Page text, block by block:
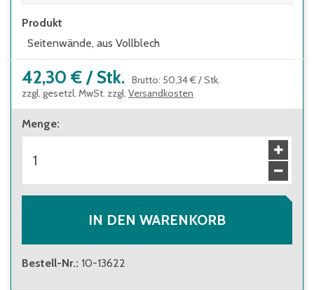
Produkt
Seitenwände, aus Vollblech
42,30 € / Stk. Brutto: 50,34 € /Stk.
zzgl. gesetzl. MwSt. zzgl. Versandkosten
Menge:
IN DEN WARENKORB
Bestell-Nr.: 10-13622